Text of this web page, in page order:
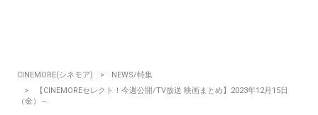
CINEMORE(シネモア)
NEWS/特集
【CINEMOREセレクト！今週公開/TV放送 映画まとめ】2023年12月15日
（金）～